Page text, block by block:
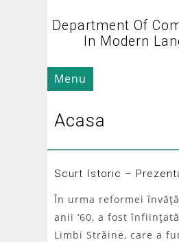
Department Of
In Modern
Menu
Acasa
Scurt Istoric –
În urma reformei
anii ‘60, a fost
Limbi Străine, care a